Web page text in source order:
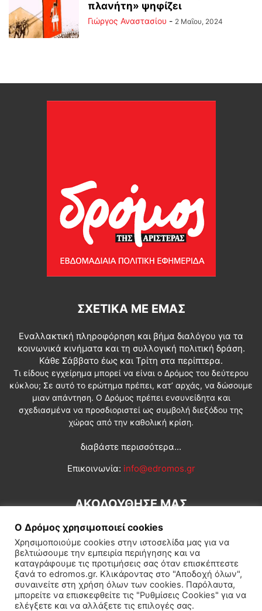
πλανήτη» ψηφίζει
Γιώργος Αναστασίου - 2 Μαΐου, 2024
ΣΧΕΤΙΚΆ ΜΕ ΕΜΆΣ
Εναλλακτική πληροφόρηση και βήμα διαλόγου για τα
κοινωνικά κινήματα και τη συλλογική πολιτική δράση.
Κάθε Σάββατο έως και Τρίτη στα περίπτερα.
Τι είδους εγχείρημα μπορεί να είναι ο Δρόμος του δεύτερου
κύκλου; Σε αυτό το ερώτημα πρέπει, κατ’ αρχάς, να δώσουμε
μιαν απάντηση. Ο Δρόμος πρέπει ενσυνείδητα και
σχεδιασμένα να προσδιοριστεί ως συμβολή διεξόδου της
χώρας από την καθολική κρίση.
διαβάστε περισσότερα...
Επικοινωνία: info@edromos.gr
ΑΚΟΛΟΥΘΗΣΕ ΜΑΣ
Εγγραφή συνδρομητή Πολιτική Διεθνή Κοινωνία
Ο Δρόμος χρησιμοποιεί cookies
Χρησιμοποιούμε cookies στην ιστοσελίδα μας για να
βελτιώσουμε την εμπειρία περιήγησης και να
καταγράφουμε τις προτιμήσεις σας όταν επισκέπτεστε
ξανά το edromos.gr. Κλικάροντας στο "Αποδοχή όλων",
συναινείτε στη χρήση όλων των cookies. Παρόλαυτα,
μπορείτε να επισκεφθείτε τις "Ρυθμίσεις Cookies" για να
ελέγξετε και να αλλάξετε τις επιλογές σας.